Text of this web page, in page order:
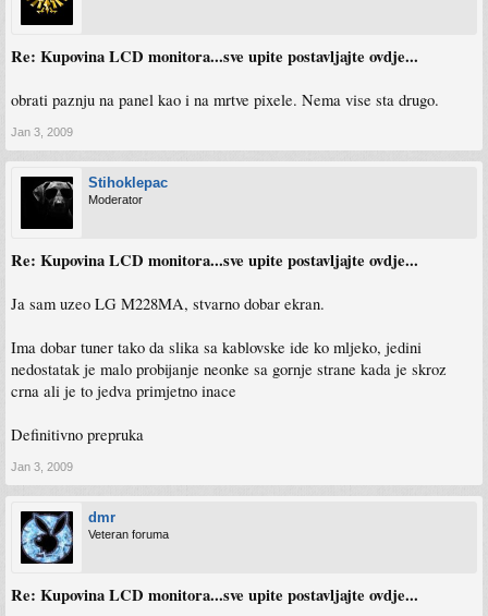
Re: Kupovina LCD monitora...sve upite postavljajte ovdje...
obrati paznju na panel kao i na mrtve pixele. Nema vise sta drugo.
Jan 3, 2009
Stihoklepac
Moderator
Re: Kupovina LCD monitora...sve upite postavljajte ovdje...
Ja sam uzeo LG M228MA, stvarno dobar ekran.
Ima dobar tuner tako da slika sa kablovske ide ko mljeko, jedini
nedostatak je malo probijanje neonke sa gornje strane kada je skroz
crna ali je to jedva primjetno inace
Definitivno prepruka
Jan 3, 2009
dmr
Veteran foruma
Re: Kupovina LCD monitora...sve upite postavljajte ovdje...